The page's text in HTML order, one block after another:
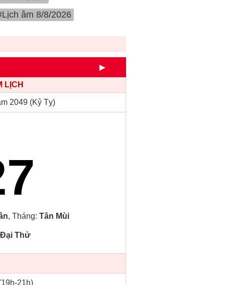
âm 8/8/2026
►
LỊCH
2049 (Kỷ Tỵ)
, Tháng: Tân Mùi
Đại Thử
21h)